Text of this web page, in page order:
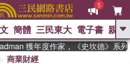
5
GO
熱搜： 東野圭吾
簡體 三民東大 電子書 親子
獲年度作家，《史坎德》系列
商業財經